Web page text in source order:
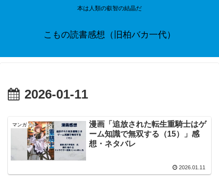
本は人類の叡智の結晶だ
こもの読書感想（旧柏バカ一代）
2026-01-11
マンガ
漫画「追放された転生重騎士はゲ
ーム知識で無双する（15）」感
想・ネタバレ
2026.01.11